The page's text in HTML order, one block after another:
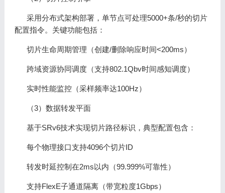
采用分布式架构部署，单节点可处理5000+条/秒的切片
配置指令。关键功能包括：
切片生命周期管理（创建/删除响应时间<200ms）
跨域资源协同调度（支持802.1Qbv时间感知调度）
实时性能监控（采样频率达100Hz）
（3）数据转发平面
基于SRv6技术实现切片路径标识，典型配置包含：
每个物理接口支持4096个切片ID
转发时延控制在2ms以内（99.999%可靠性）
支持FlexE子通道隔离（带宽粒度1Gbps）